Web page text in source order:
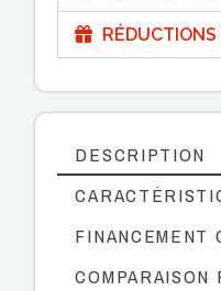
DESCRIPTION
FINANCEMENT
COMPARAISON